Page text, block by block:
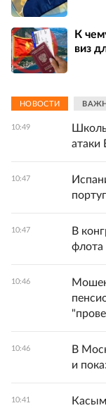
К
виз
НОВОСТИ
10:49
атаки
10:47
10:47
В
флота
10:46
10:46
В
и
10:41